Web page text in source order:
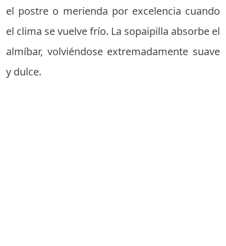
el postre o merienda por excelencia cuando
el clima se vuelve frío. La sopaipilla absorbe el
almíbar, volviéndose extremadamente suave
y dulce.